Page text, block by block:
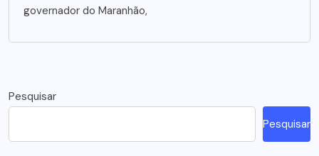
governador do Maranhão,
Pesquisar
Pesquisar